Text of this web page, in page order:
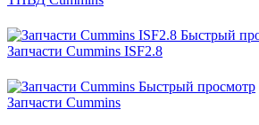
Быстрый
Запчасти Cummins ISF2.8
Быстрый просмотр
Запчасти Cummins